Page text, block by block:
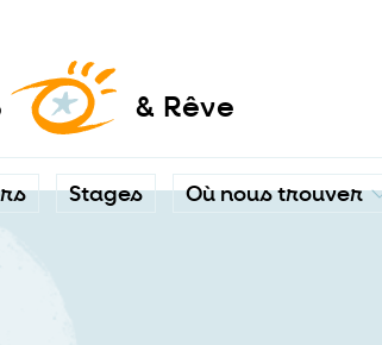
& Rêve
Stages Où nous trouver